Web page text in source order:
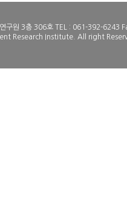
연구소는 원칙적으
- 파기절차
연구원 3층 306호 TEL : 061-392-6243
Research Institute. All right